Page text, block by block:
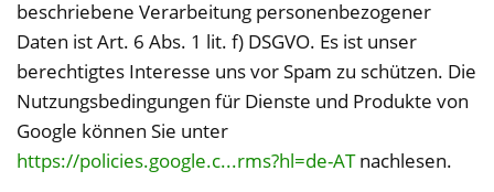
beschriebene Verarbeitung personenbezogener
Daten ist Art. 6 Abs. 1 lit. f) DSGVO. Es ist unser
berechtigtes Interesse uns vor Spam zu schützen. Die
Nutzungsbedingungen für Dienste und Produkte von
Google können Sie unter
https://policies.google.c...rms?hl=de-ATnachlesen.